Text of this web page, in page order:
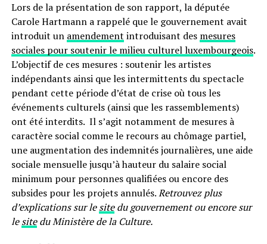
Lors de la présentation de son rapport, la députée
Carole Hartmann a rappelé que le gouvernement avait
introduit un amendement introduisant des mesures
sociales pour soutenir le milieu culturel luxembourgeois.
L’objectif de ces mesures : soutenir les artistes
indépendants ainsi que les intermittents du spectacle
pendant cette période d’état de crise où tous les
événements culturels (ainsi que les rassemblements)
ont été interdits. Il s’agit notamment de mesures à
caractère social comme le recours au chômage partiel,
une augmentation des indemnités journalières, une aide
sociale mensuelle jusqu’à hauteur du salaire social
minimum pour personnes qualifiées ou encore des
subsides pour les projets annulés.Retrouvez plus
d’explications sur lesitedu gouvernement ou encore sur
lesitedu Ministère de la Culture.